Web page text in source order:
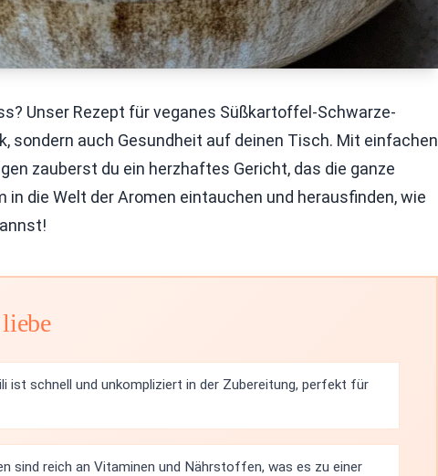
Unser Rezept für veganes Süßkartoffel-Schwarze-
sondern auch Gesundheit auf deinen Tisch. Mit einfachen
zauberst du ein herzhaftes Gericht, das die ganze
in die Welt der Aromen eintauchen und herausfinden, wie
ist schnell und unkompliziert in der Zubereitung, perfekt für
sind reich an Vitaminen und Nährstoffen, was es zu einer